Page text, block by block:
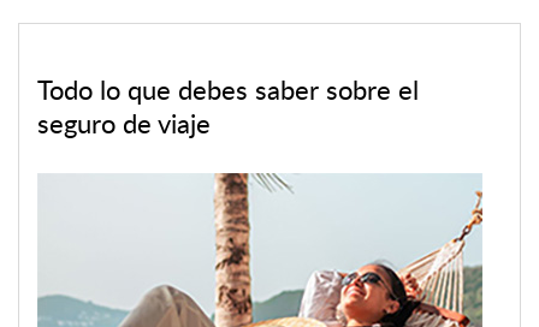
Todo lo que debes saber sobre el
seguro de viaje